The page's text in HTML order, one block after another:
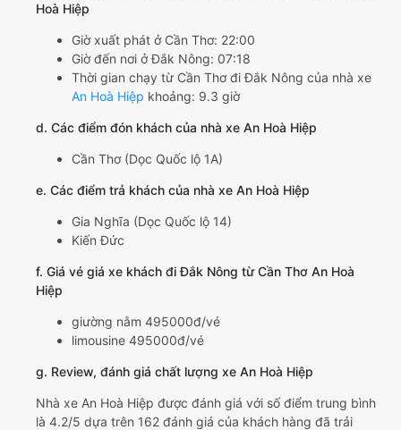
Hoà Hiệp
Giờ xuất phát ở Cần Thơ: 22:00
Giờ đến nơi ở Đắk Nông: 07:18
Thời gian chạy từ Cần Thơ đi Đắk Nông của nhà xe
An Hoà Hiệp khoảng: 9.3 giờ
d. Các điểm đón khách của nhà xe An Hoà Hiệp
Cần Thơ (Dọc Quốc lộ 1A)
e. Các điểm trả khách của nhà xe An Hoà Hiệp
Gia Nghĩa (Dọc Quốc lộ 14)
Kiến Đức
f. Giá vé giá xe khách đi Đắk Nông từ Cần Thơ An Hoà
Hiệp
giường nằm 495000đ/vé
limousine 495000đ/vé
g. Review, đánh giá chất lượng xe An Hoà Hiệp
Nhà xe An Hoà Hiệp được đánh giá với số điểm trung bình
là 4.2/5 dựa trên 162 đánh giá của khách hàng đã trải